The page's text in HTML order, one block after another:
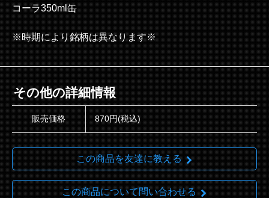
コーラ350ml缶
※時期により銘柄は異なります※
その他の詳細情報
販売価格 870円(税込)
この商品を友達に教える
この商品について問い合わせる